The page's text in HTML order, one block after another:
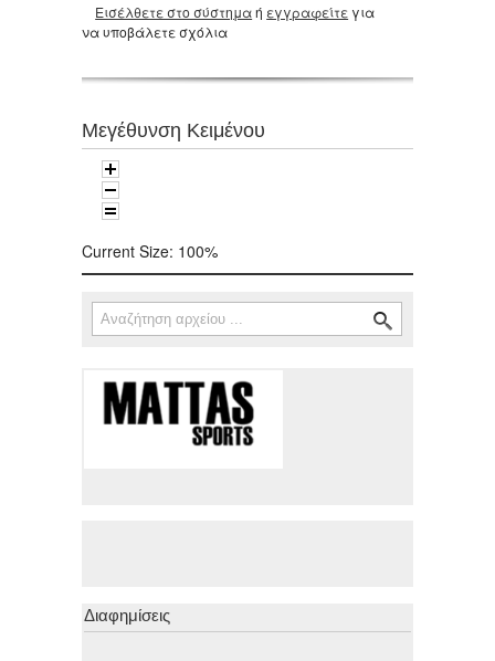
Εισέλθετε στο σύστημαή εγγραφείτε για
να υποβάλετε σχόλια
Μεγέθυνση Κειμένου
Current Size: 100%
Φόρμα αναζήτησης
Αναζήτηση
Διαφημίσεις